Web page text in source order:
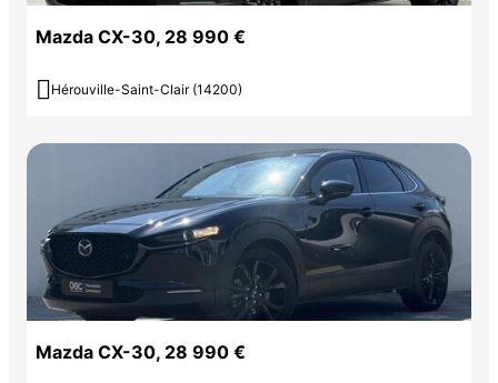
Mazda CX-30, 28 990 €
 Hérouville-Saint-Clair (14200)
Mazda CX-30, 28 990 €